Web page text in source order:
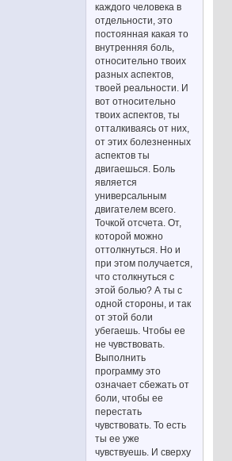
каждого человека в
отдельности, это
постоянная какая то
внутренняя боль,
относительно твоих
разных аспектов,
твоей реальности. И
вот относительно
твоих аспектов, ты
отталкиваясь от них,
от этих болезненных
аспектов ты
двигаешься. Боль
является
универсальным
двигателем всего.
Точкой отсчета. От,
которой можно
оттолкнуться. Но и
при этом получается,
что столкнуться с
этой болью? А ты с
одной стороны, и так
от этой боли
убегаешь. Чтобы ее
не чувствовать.
Выполнить
программу это
означает сбежать от
боли, чтобы ее
перестать
чувствовать. То есть
ты ее уже
чувствуешь. И сверху